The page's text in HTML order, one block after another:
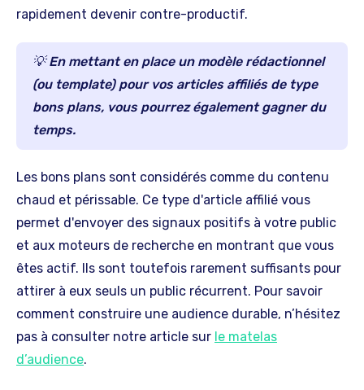
rapidement devenir contre-productif.
💡 En mettant en place un modèle rédactionnel
(ou template) pour vos articles affiliés de type
bons plans, vous pourrez également gagner du
temps.
Les bons plans sont considérés comme du contenu
chaud et périssable. Ce type d'article affilié vous
permet d'envoyer des signaux positifs à votre public
et aux moteurs de recherche en montrant que vous
êtes actif. Ils sont toutefois rarement suffisants pour
attirer à eux seuls un public récurrent. Pour savoir
comment construire une audience durable, n’hésitez
pas à consulter notre article sur le matelas
d’audience.